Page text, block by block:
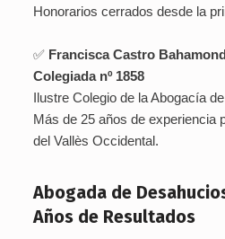
Honorarios cerrados desde la
✅ Francisca Castro
Colegiada nº 1858
Ilustre Colegio de la Abogacía
Más de 25 años de experiencia
del Vallès Occidental.
Abogada de
Años de Resultados